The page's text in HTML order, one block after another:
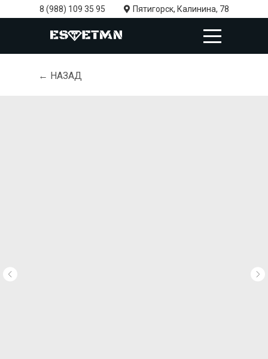
8 (988) 109 35 95 Пятигорск, Калинина, 78
← НАЗАД